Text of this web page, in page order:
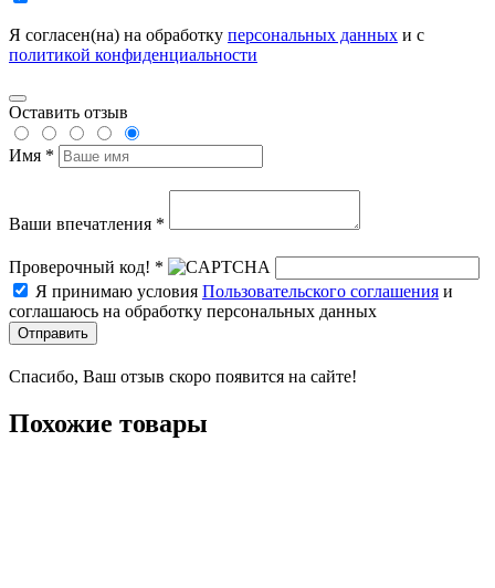
Я согласен(на) на обработку персональных данных и с
политикой конфиденциальности
Оставить отзыв
Имя *
Ваши впечатления *
Проверочный код! *
Я принимаю условия Пользовательского соглашения и
соглашаюсь на обработку персональных данных
Отправить
Спасибо, Ваш отзыв скоро появится на сайте!
Похожие товары